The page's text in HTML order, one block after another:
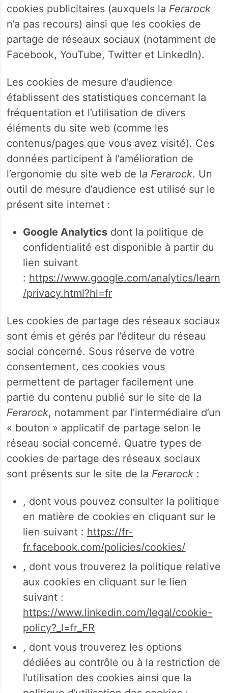
cookies publicitaires (auxquels la Ferarock
n’a pas recours) ainsi que les cookies de
partage de réseaux sociaux (notamment de
Facebook, YouTube, Twitter et LinkedIn).
Les cookies de mesure d’audience
établissent des statistiques concernant la
fréquentation et l’utilisation de divers
éléments du site web (comme les
contenus/pages que vous avez visité). Ces
données participent à l’amélioration de
l’ergonomie du site web de la Ferarock. Un
outil de mesure d’audience est utilisé sur le
présent site internet :
Google Analytics dont la politique de
confidentialité est disponible à partir du
lien suivant
: https://www.google.com/analytics/learn
/privacy.html?hl=fr
Les cookies de partage des réseaux sociaux
sont émis et gérés par l’éditeur du réseau
social concerné. Sous réserve de votre
consentement, ces cookies vous
permettent de partager facilement une
partie du contenu publié sur le site de la
Ferarock, notamment par l’intermédiaire d’un
« bouton » applicatif de partage selon le
réseau social concerné. Quatre types de
cookies de partage des réseaux sociaux
sont présents sur le site de la Ferarock :
, dont vous pouvez consulter la politique
en matière de cookies en cliquant sur le
lien suivant : https://fr-
fr.facebook.com/policies/cookies/
, dont vous trouverez la politique relative
aux cookies en cliquant sur le lien
suivant :
https://www.linkedin.com/legal/cookie-
policy?_l=fr_FR
, dont vous trouverez les options
dédiées au contrôle ou à la restriction de
l’utilisation des cookies ainsi que la